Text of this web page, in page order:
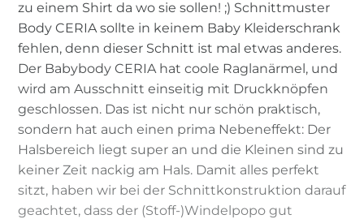
zu einem Shirt da wo sie sollen! ;) Schnittmuster
Body CERIA sollte in keinem Baby Kleiderschrank
fehlen, denn dieser Schnitt ist mal etwas anderes.
Der Babybody CERIA hat coole Raglanärmel, und
wird am Ausschnitt einseitig mit Druckknöpfen
geschlossen. Das ist nicht nur schön praktisch,
sondern hat auch einen prima Nebeneffekt: Der
Halsbereich liegt super an und die Kleinen sind zu
keiner Zeit nackig am Hals. Damit alles perfekt
sitzt, haben wir bei der Schnittkonstruktion darauf
geachtet, dass der (Stoff-)Windelpopo gut